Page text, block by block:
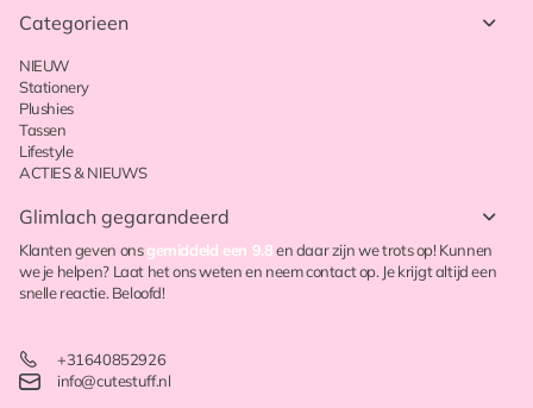
Categorieen
NIEUW
Stationery
Plushies
Tassen
Lifestyle
ACTIES & NIEUWS
Glimlach gegarandeerd
Klanten geven onsgemiddeld een 9.8en daar zijn we trots op! Kunnen
we je helpen? Laat het ons weten en neem contact op. Je krijgt altijd een
snelle reactie. Beloofd!
+31640852926
info@cutestuff.nl